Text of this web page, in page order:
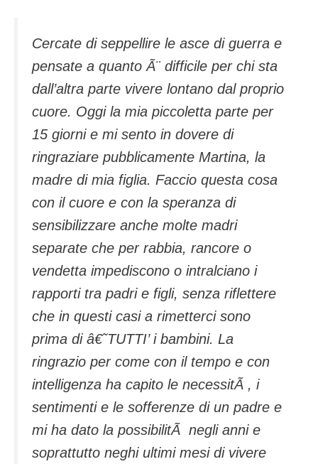
Cercate di seppellire le asce di guerra e
pensate a quanto Ã¨ difficile per chi sta
dall’altra parte vivere lontano dal proprio
cuore. Oggi la mia piccoletta parte per
15 giorni e mi sento in dovere di
ringraziare pubblicamente Martina, la
madre di mia figlia. Faccio questa cosa
con il cuore e con la speranza di
sensibilizzare anche molte madri
separate che per rabbia, rancore o
vendetta impediscono o intralciano i
rapporti tra padri e figli, senza riflettere
che in questi casi a rimetterci sono
prima di â€˜TUTTI’ i bambini. La
ringrazio per come con il tempo e con
intelligenza ha capito le necessitÃ , i
sentimenti e le sofferenze di un padre e
mi ha dato la possibilitÃ negli anni e
soprattutto neghi ultimi mesi di vivere